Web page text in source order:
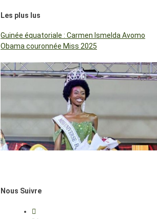
Les plus lus
Guinée équatoriale : Carmen Ismelda Avomo
Obama couronnée Miss 2025
Nous Suivre